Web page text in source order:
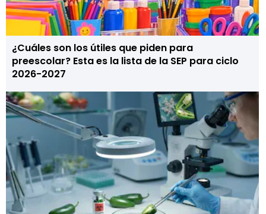
¿Cuáles son los útiles que piden para
preescolar? Esta es la lista de la SEP para ciclo
2026-2027